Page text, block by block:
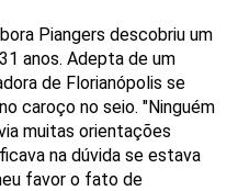
Piangers descobriu um
anos. Adepta de um
de Florianópolis se
caroço no seio. "Ninguém
muitas orientações
na dúvida se estava
favor o fato de